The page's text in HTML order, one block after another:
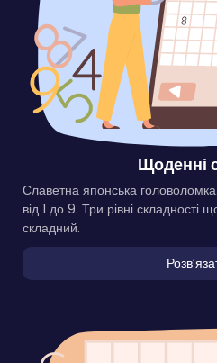
Щоденні
Славетна японська
від 1 до 9. Три рівні складності
складний.